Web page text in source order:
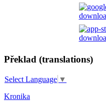
Překlad (translations)
Select Language ▼
Kronika